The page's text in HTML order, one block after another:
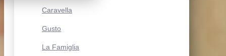
Caravella
Gusto
La Famiglia